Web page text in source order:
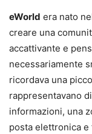
eWorld era nato
creare una
accattivante e
necessariamente
ricordava una
rappresentavano
informazioni, una
posta elettronica